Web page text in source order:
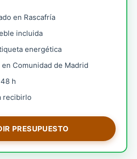
en Rascafría
incluida
energética
Comunidad de Madrid
h
recibirlo
PRESUPUESTO